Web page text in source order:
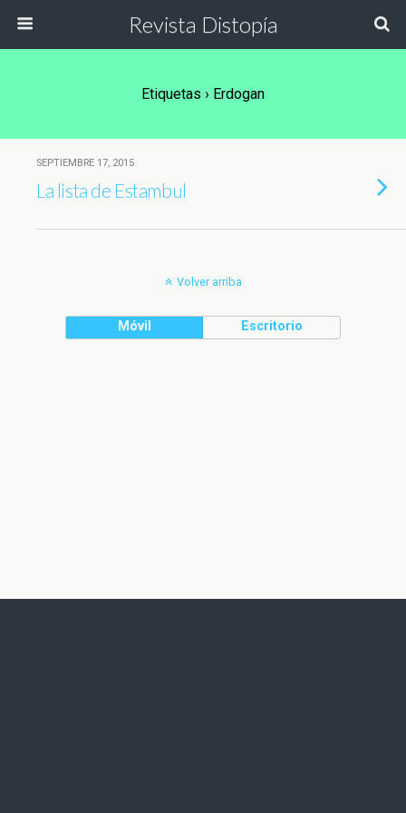
Revista Distopía
Etiquetas › Erdogan
SEPTIEMBRE 17, 2015
La lista de Estambul
Volver arriba
Móvil Escritorio